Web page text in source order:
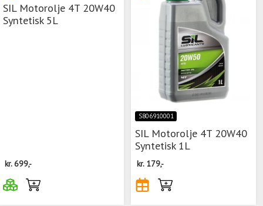
SIL Motorolje 4T 20W40
Syntetisk 5L
kr.699,-
S806910001
SIL Motorolje 4T 20W40
Syntetisk 1L
kr. 179,-